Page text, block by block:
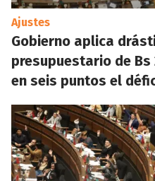
Ajustes
Gobierno aplica
presupuestario de
en seis puntos el